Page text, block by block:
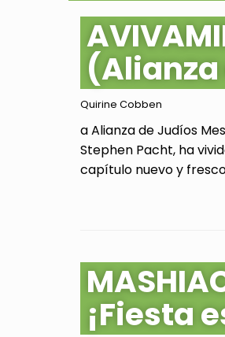
(Alianza
Quirine Cobben
a Alianza de Judíos
Stephen Pacht, ha
capítulo nuevo y
¡Fiesta